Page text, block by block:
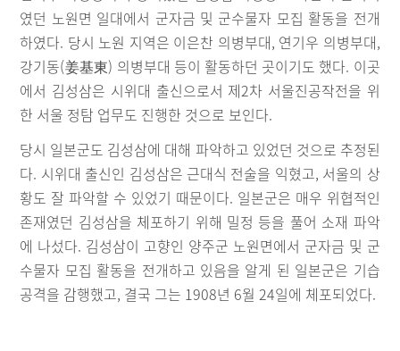
였던 노원면 일대에서 군자금 및 군수물자 모집 활동을 전개
하였다. 당시 노원 지역은 이은찬 의병부대, 연기우 의병부대,
강기동(姜基東) 의병부대 등이 활동하던 곳이기도 했다. 이곳
에서 김성삼은 시위대 출신으로서 제2차 서울진공작전을 위
한 서울 정탐 업무도 진행한 것으로 보인다.
당시 일본군도 김성삼에 대해 파악하고 있었던 것으로 추정된
다. 시위대 출신인 김성삼은 근대식 전술을 익혔고, 서울의 상
황도 잘 파악할 수 있었기 때문이다. 일본군은 매우 위협적인
존재였던 김성삼을 체포하기 위해 밀정 등을 풀어 소재 파악
에 나섰다. 김성삼이 고향인 양주군 노원면에서 군자금 및 군
수물자 모집 활동을 전개하고 있음을 알게 된 일본군은 기습
공격을 감행했고, 결국 그는 1908년 6월 24일에 체포되었다.